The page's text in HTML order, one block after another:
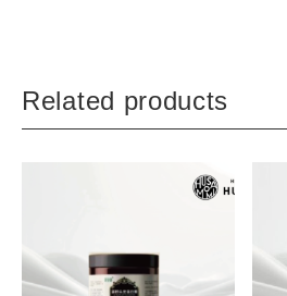
quantity
Related products